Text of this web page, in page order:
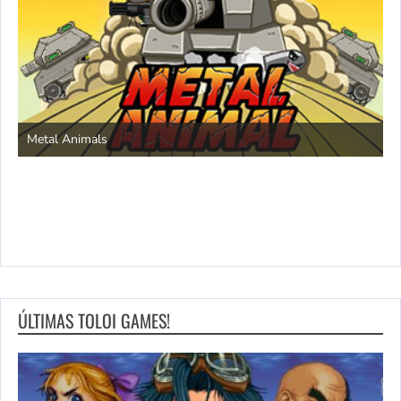
Metal Animals
ÚLTIMAS TOLOI GAMES!